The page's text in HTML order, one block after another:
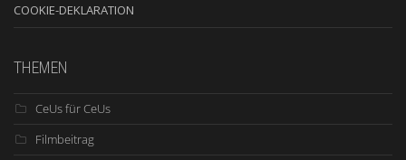
COOKIE-DEKLARATION
THEMEN
CeUs für CeUs
Filmbeitrag